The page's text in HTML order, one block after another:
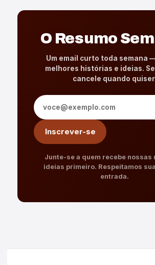
O Resumo
Um email curto toda semana
melhores histórias e ideias.
cancele quando
Endereço de e-mail
Inscrever-se
Junte-se a quem recebe nossas
ideias primeiro. Respeitamos
entrada.